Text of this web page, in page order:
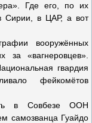
Где его, по их
Сирии, в ЦАР, а вот
вооружённых
«вагнеровцев».
гвардия
фейкомётов
в Совбезе ООН
самозванца Гуайдо